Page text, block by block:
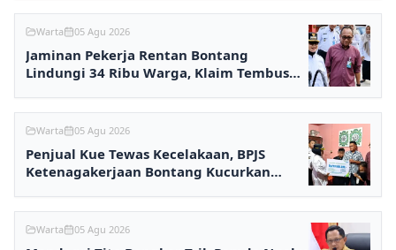
Warta 05 Agu 2026
Jaminan Pekerja Rentan Bontang
Lindungi 34 Ribu Warga, Klaim Tembus
Warta 05 Agu 2026
Penjual Kue Tewas Kecelakaan, BPJS
Ketenagakerjaan Bontang Kucurkan
Warta 05 Agu 2026